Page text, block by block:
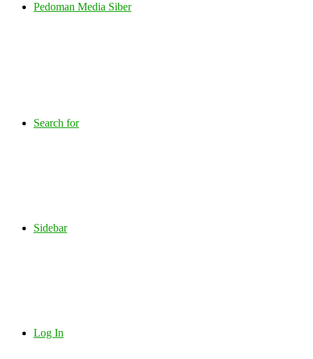
Pedoman Media Siber
Search for
Sidebar
Log In